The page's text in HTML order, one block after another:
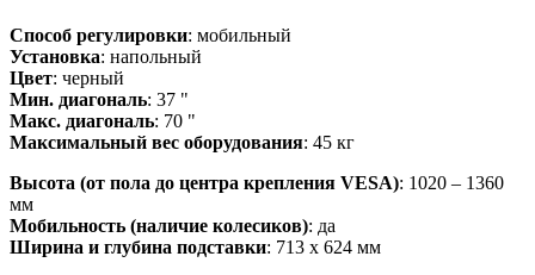
Способ регулировки: мобильный
Установка: напольный
Цвет: черный
Мин. диагональ: 37 "
Макс. диагональ: 70 "
Максимальный вес оборудования: 45 кг
Высота (от пола до центра крепления VESA): 1020 – 1360
мм
Мобильность (наличие колесиков): да
Ширина и глубина подставки: 713 х 624 мм